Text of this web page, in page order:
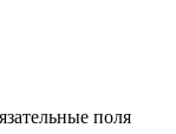
поля